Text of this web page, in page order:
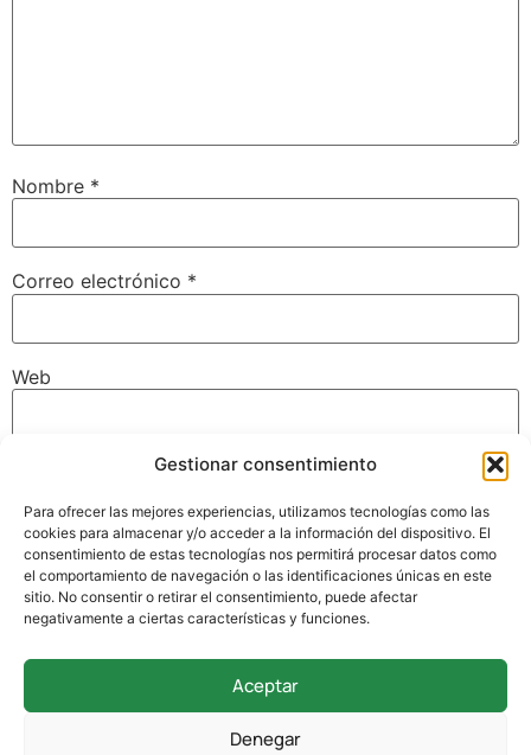
Gestionar consentimiento
Para ofrecer las mejores experiencias, utilizamos tecnologías como las
cookies para almacenar y/o acceder a la información del dispositivo. El
consentimiento de estas tecnologías nos permitirá procesar datos como
el comportamiento de navegación o las identificaciones únicas en este
sitio. No consentir o retirar el consentimiento, puede afectar
negativamente a ciertas características y funciones.
Aceptar
Denegar
Nombre *
Correo electrónico *
Web
navegador para la próxima vez que comente.